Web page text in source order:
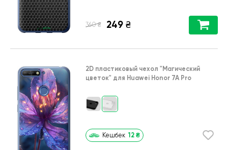
360 ₴ 249 ₴
2D пластиковый чехол "Магический
цветок" для Huawei Honor 7A Pro
Кешбек 12 ₴